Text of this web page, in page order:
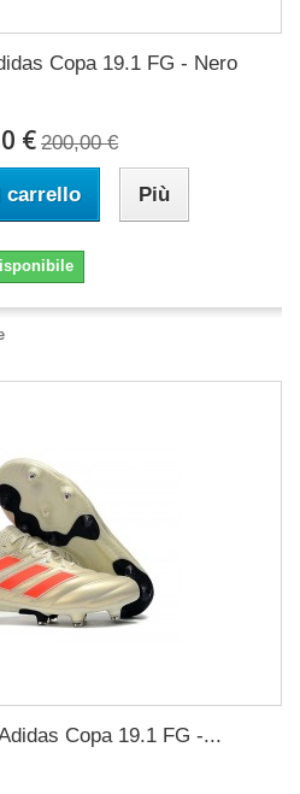
Copa 19.1 FG - Nero
€ 200,00 €
carrello Più
Copa 19.1 FG -...